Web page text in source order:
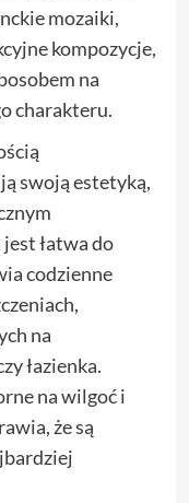
mozaiki,
kompozycje,
na
charakteru.
swoją estetyką,
łatwa do
codzienne
na
łazienka.
na wilgoć i
że są